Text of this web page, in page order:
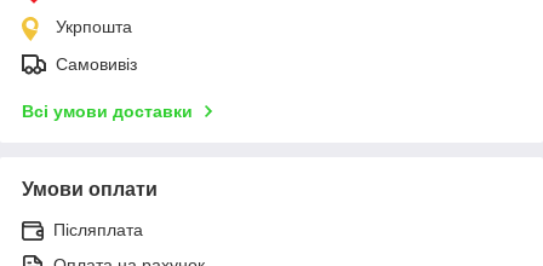
Укрпошта
Самовивіз
Всі умови доставки
Умови оплати
Післяплата